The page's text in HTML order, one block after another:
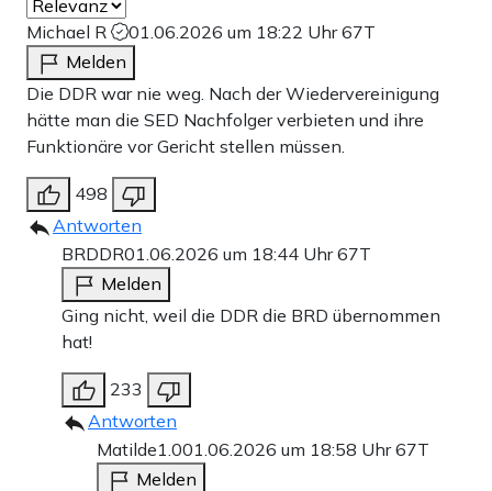
Michael R 01.06.2026 um 18:22 Uhr67T
Melden
Die DDR war nie weg. Nach der Wiedervereinigung
hätte man die SED Nachfolger verbieten und ihre
Funktionäre vor Gericht stellen müssen.
498
Antworten
BRDDR01.06.2026 um 18:44 Uhr67T
Melden
Ging nicht, weil die DDR die BRD übernommen
hat!
233
Antworten
Matilde1.001.06.2026 um 18:58 Uhr67T
Melden